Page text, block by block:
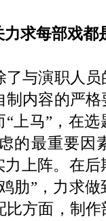
求每部戏都
与演职人员
内容的严
上马”，在
的最重要因
上阵。在
肋”，力求
比方面，制